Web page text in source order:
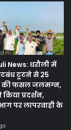
News: धरौली में
टूटने से 25
की फसल जलमग्न,
प्रदर्शन,
पर लापरवाही के